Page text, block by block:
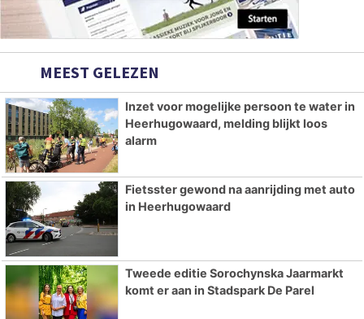
MEEST GELEZEN
Inzet voor mogelijke persoon te water in
Heerhugowaard, melding blijkt loos
alarm
Fietsster gewond na aanrijding met auto
in Heerhugowaard
Tweede editie Sorochynska Jaarmarkt
komt er aan in Stadspark De Parel